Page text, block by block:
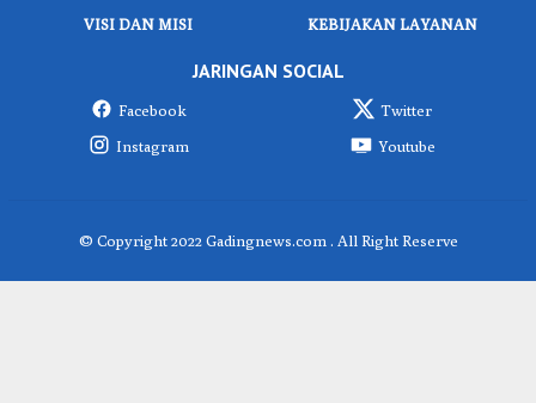
VISI DAN MISI
KEBIJAKAN LAYANAN
JARINGAN SOCIAL
Facebook
Twitter
Instagram
Youtube
© Copyright 2022 Gadingnews.com . All Right Reserve